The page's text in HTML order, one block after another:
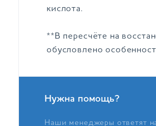
кислота.
**В пересчёте на
обусловлено
Нужна помощь?
Наши менеджеры ответят